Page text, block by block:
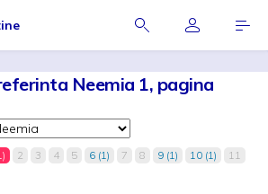
Neemia 1, pagina
2 3 4 5 6 (1) 7 8 9 (1) 10 (1)
11